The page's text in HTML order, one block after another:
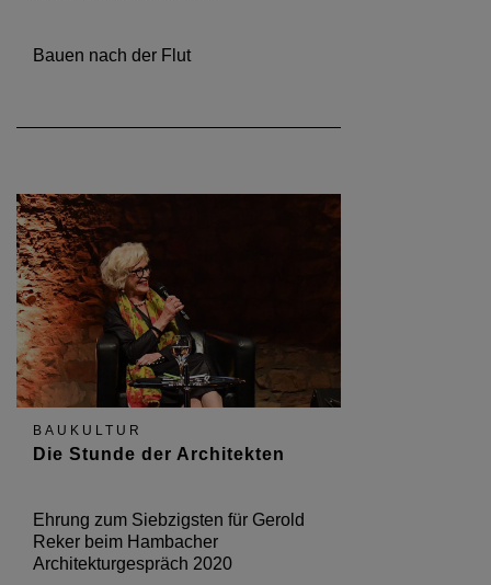
Bauen nach der Flut
BAUKULTUR
Die Stunde der Architekten
Ehrung zum Siebzigsten für Gerold
Reker beim Hambacher
Architekturgespräch 2020